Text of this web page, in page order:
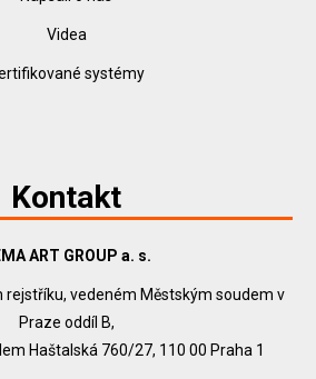
Videa
systémy
Kontakt
ART GROUP a. s.
rejstříku, vedeném Městským soudem v
Praze oddíl B,
Haštalská 760/27, 110 00 Praha 1